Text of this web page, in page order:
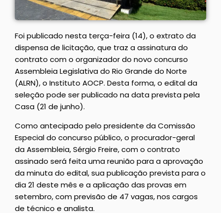
Foi publicado nesta terça-feira (14), o extrato da
dispensa de licitação, que traz a assinatura do
contrato com o organizador do novo concurso
Assembleia Legislativa do Rio Grande do Norte
(ALRN), o Instituto AOCP. Desta forma, o edital da
seleção pode ser publicado na data prevista pela
Casa (21 de junho).
Como antecipado pelo presidente da Comissão
Especial do concurso público, o procurador-geral
da Assembleia, Sérgio Freire, com o contrato
assinado será feita uma reunião para a aprovação
da minuta do edital, sua publicação prevista para o
dia 21 deste mês e a aplicação das provas em
setembro, com previsão de 47 vagas, nos cargos
de técnico e analista.